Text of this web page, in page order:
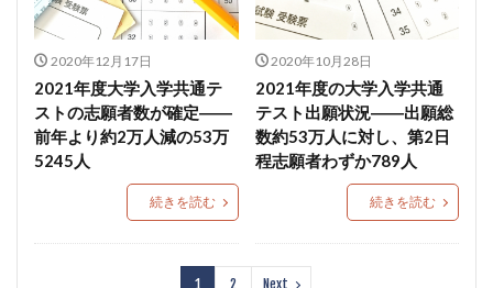
2020年12月17日
2021年度大学入学共通テ
ストの志願者数が確定――
前年より約2万人減の53万
5245人
続きを読む
2020年10月28日
2021年度の大学入学共通
テスト出願状況――出願総
数約53万人に対し、第2日
程志願者わずか789人
続きを読む
1 2 Next